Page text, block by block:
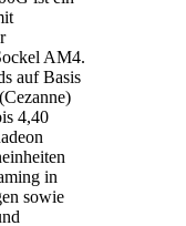
AM4.
auf Basis
4,40
in
sowie